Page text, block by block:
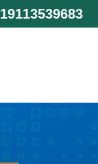
19113539683